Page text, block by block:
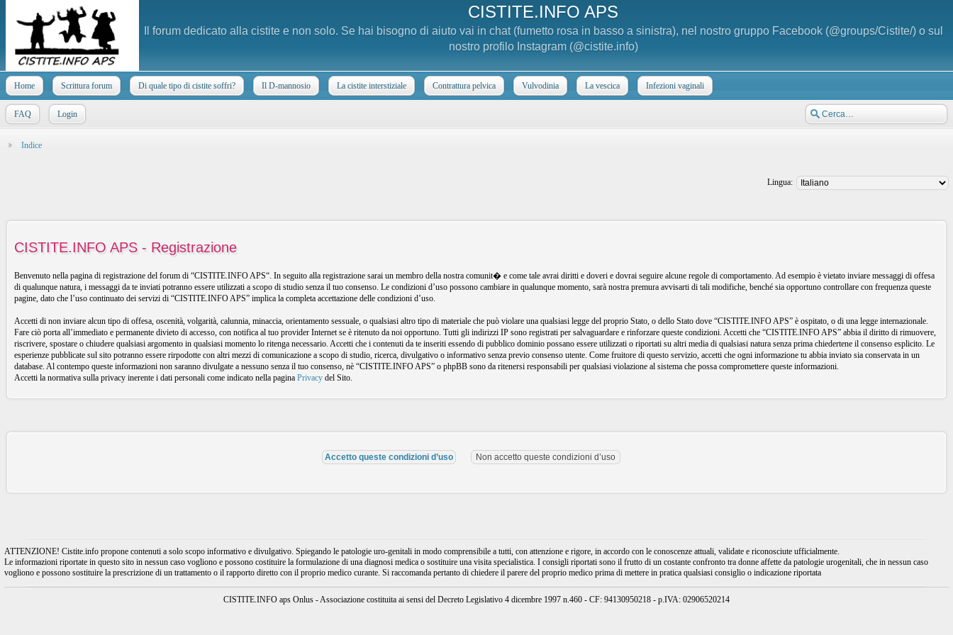
CISTITE.INFO APS
Il forum dedicato alla cistite e non solo. Se hai bisogno di aiuto vai in chat (fumetto rosa in basso a sinistra), nel nostro gruppo Facebook (@groups/Cistite/) o sul
nostro profilo Instagram (@cistite.info)
Home Scrittura forum Di quale tipo di cistite soffri? Il D-mannosio La cistite interstiziale Contrattura pelvica Vulvodinia La vescica Infezioni vaginali
FAQ Login
Indice
Lingua:
CISTITE.INFO APS - Registrazione
Benvenuto nella pagina di registrazione del forum di “CISTITE.INFO APS“. In seguito alla registrazione sarai un membro della nostra comunit� e come tale avrai diritti e doveri e dovrai seguire alcune regole di comportamento. Ad esempio è vietato inviare messaggi di offesa
di qualunque natura, i messaggi da te inviati potranno essere utilizzati a scopo di studio senza il tuo consenso. Le condizioni d’uso possono cambiare in qualunque momento, sarà nostra premura avvisarti di tali modifiche, benché sia opportuno controllare con frequenza queste
pagine, dato che l’uso continuato dei servizi di “CISTITE.INFO APS” implica la completa accettazione delle condizioni d’uso.
Accetti di non inviare alcun tipo di offesa, oscenità, volgarità, calunnia, minaccia, orientamento sessuale, o qualsiasi altro tipo di materiale che può violare una qualsiasi legge del proprio Stato, o dello Stato dove “CISTITE.INFO APS” è ospitato, o di una legge internazionale.
Fare ciò porta all’immediato e permanente divieto di accesso, con notifica al tuo provider Internet se è ritenuto da noi opportuno. Tutti gli indirizzi IP sono registrati per salvaguardare e rinforzare queste condizioni. Accetti che “CISTITE.INFO APS” abbia il diritto di rimuovere,
riscrivere, spostare o chiudere qualsiasi argomento in qualsiasi momento lo ritenga necessario. Accetti che i contenuti da te inseriti essendo di pubblico dominio possano essere utilizzati o riportati su altri media di qualsiasi natura senza prima chiedertene il consenso esplicito. Le
esperienze pubblicate sul sito potranno essere rirpodotte con altri mezzi di comunicazione a scopo di studio, ricerca, divulgativo o informativo senza previo consenso utente. Come fruitore di questo servizio, accetti che ogni informazione tu abbia inviato sia conservata in un
database. Al contempo queste informazioni non saranno divulgate a nessuno senza il tuo consenso, nè “CISTITE.INFO APS” o phpBB sono da ritenersi responsabili per qualsiasi violazione al sistema che possa compromettere queste informazioni.
Accetti la normativa sulla privacy inerente i dati personali come indicato nella pagina Privacy del Sito.
ATTENZIONE! Cistite.info propone contenuti a solo scopo informativo e divulgativo. Spiegando le patologie uro-genitali in modo comprensibile a tutti, con attenzione e rigore, in accordo con le conoscenze attuali, validate e riconosciute ufficialmente.
Le informazioni riportate in questo sito in nessun caso vogliono e possono costituire la formulazione di una diagnosi medica o sostituire una visita specialistica. I consigli riportati sono il frutto di un costante confronto tra donne affette da patologie urogenitali, che in nessun caso
vogliono e possono sostituire la prescrizione di un trattamento o il rapporto diretto con il proprio medico curante. Si raccomanda pertanto di chiedere il parere del proprio medico prima di mettere in pratica qualsiasi consiglio o indicazione riportata
CISTITE.INFO aps Onlus - Associazione costituita ai sensi del Decreto Legislativo 4 dicembre 1997 n.460 - CF: 94130950218 - p.IVA: 02906520214